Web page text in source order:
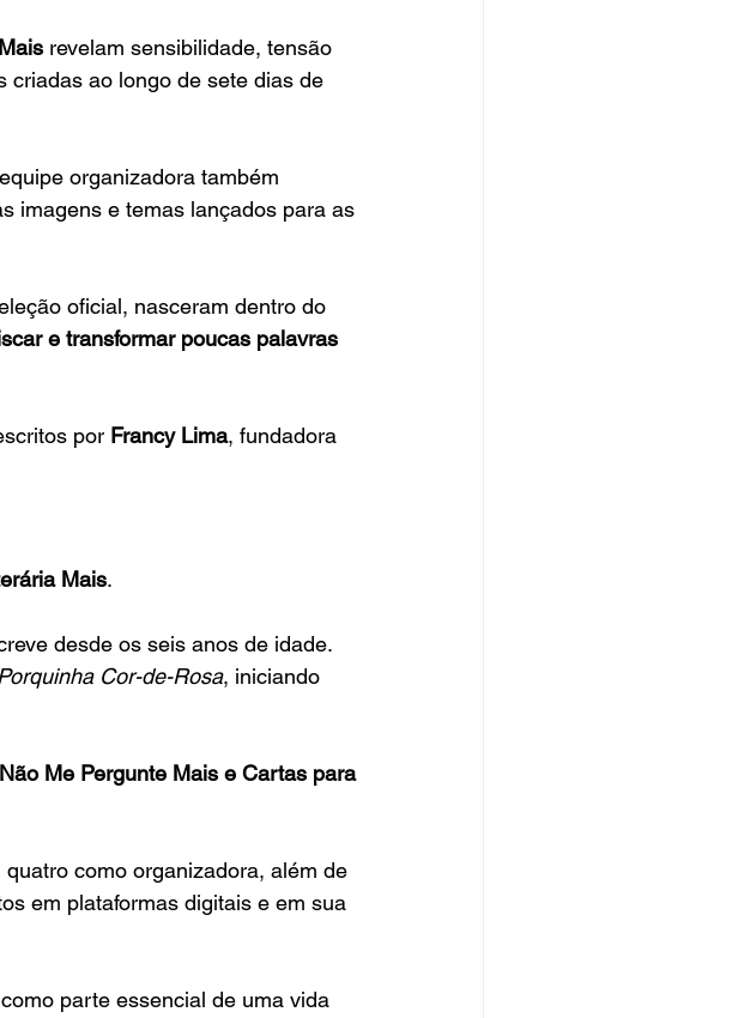
revelam sensibilidade, tensão
criadas ao longo de sete dias de
organizadora também
imagens e temas lançados para as
oficial, nasceram dentro do
e transformar poucas palavras
por Francy Lima, fundadora
Mais.
desde os seis anos de idade.
Cor-de-Rosa, iniciando
Me Pergunte Mais e Cartas para
como organizadora, além de
em plataformas digitais e em sua
parte essencial de uma vida